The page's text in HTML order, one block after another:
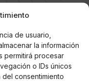
de usuario,
la información
permitirá procesar
o IDs únicos
del consentimiento
Online en
Casinos